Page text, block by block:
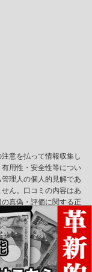
意を払って情報収集し
用性・安全性等につい
理人の個人的見解であ
ん。口コミの内容はあ
真偽・評価に関する正
イトからリンクされてい
を当社が保証するもので
が生じた場合、当サイ
任で対処してくださ